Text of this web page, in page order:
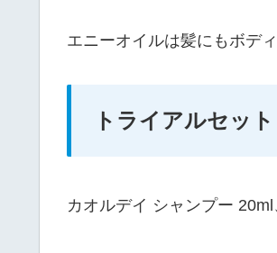
エニーオイルは髪にもボデ
トライアルセット
カオルデイ シャンプー